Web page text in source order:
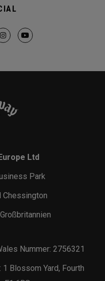
Ltd
Park
Chessington
Nummer: 2756321
Blossom Yard, Fourth